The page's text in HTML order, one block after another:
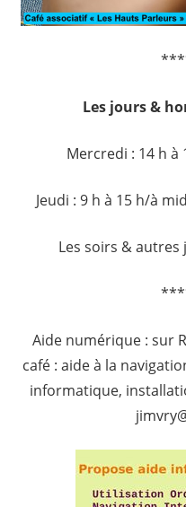
Les jours &
Mercredi : 14 h à
Jeudi : 9 h à 15 h/à
Les soirs &
Aide numérique : sur
café : aide à la
informatique,